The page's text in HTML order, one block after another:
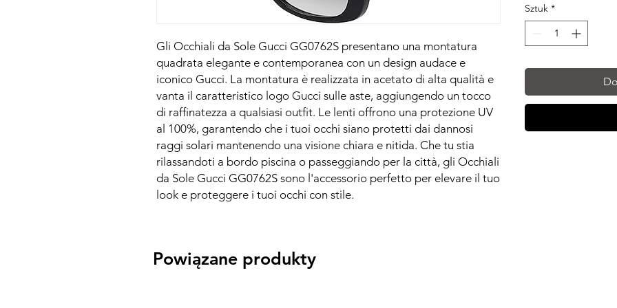
Gli Occhiali da Sole Gucci GG0762S presentano una montatura
quadrata elegante e contemporanea con un design audace e
iconico Gucci. La montatura è realizzata in acetato di alta qualità e
vanta il caratteristico logo Gucci sulle aste, aggiungendo un tocco
di raffinatezza a qualsiasi outfit. Le lenti offrono una protezione UV
al 100%, garantendo che i tuoi occhi siano protetti dai dannosi
raggi solari mantenendo una visione chiara e nitida. Che tu stia
rilassandoti a bordo piscina o passeggiando per la città, gli Occhiali
da Sole Gucci GG0762S sono l'accessorio perfetto per elevare il tuo
look e proteggere i tuoi occhi con stile.
Sztuk *
Powiązane produkty